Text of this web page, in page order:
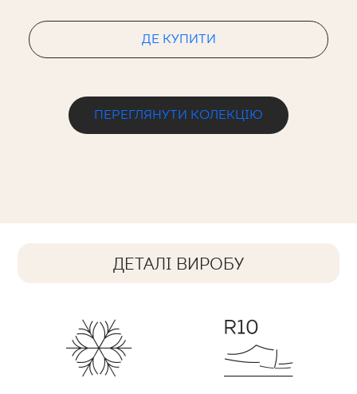
ДЕ КУПИТИ
ПЕРЕГЛЯНУТИ КОЛЕКЦІЮ
ДЕТАЛІ ВИРОБУ